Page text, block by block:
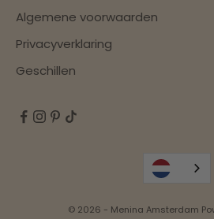
Algemene voorwaarden
Privacyverklaring
Geschillen
© 2026 - Menina Amsterdam